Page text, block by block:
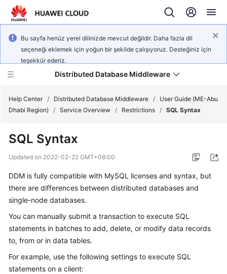
Bu sayfa henüz yerel dilinizde mevcut değildir. Daha fazla dil
seçeneği eklemek için yoğun bir şekilde çalışıyoruz. Desteğiniz için
teşekkür ederiz.
Distributed Database Middleware
New
Bulletin
Service
Billing
Getting
Started
Help Center / Distributed Database Middleware /
User Guide (ME-Abu
Dhabi Region)
/ Service Overview / Restrictions / SQL Syntax
SQL Syntax
Updated on 2022-02-22 GMT+08:00
DDM is fully compatible with MySQL licenses and syntax, but
there are differences between distributed databases and
single-node databases.
You can manually submit a transaction to execute SQL
statements in batches to add, delete, or modify data records
to, from or in data tables.
For example, use the following settings to execute SQL
statements on a client: